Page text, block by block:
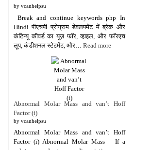
by vcanhelpsu
Break and continue keywords php In
Hindi पीएचपी प्रोग्राम डेवलपमेंट में ब्रेक और
कंटिन्यू कीवर्ड का यूज़ फॉर, व्हाइल, और फॉरएच
लूप, कंडीशनल स्टेटमेंट, और… Read more
Abnormal Molar Mass and van’t Hoff
Factor (i)
by vcanhelpsu
Abnormal Molar Mass and van’t Hoff
Factor (i) Abnormal Molar Mass – If a